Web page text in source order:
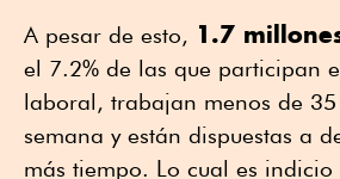
A pesar de esto, 1.7
el 7.2% de las que participan
laboral, trabajan menos de
semana y están dispuestas a
más tiempo. Lo cual es